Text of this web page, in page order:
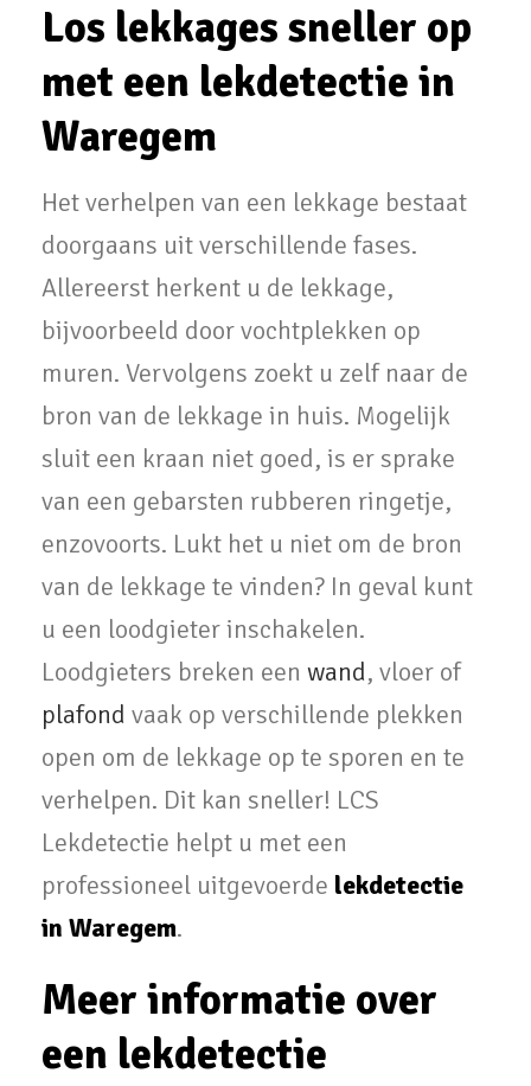
Los lekkages sneller op
met een lekdetectie in
Waregem
Het verhelpen van een lekkage bestaat
doorgaans uit verschillende fases.
Allereerst herkent u de lekkage,
bijvoorbeeld door vochtplekken op
muren. Vervolgens zoekt u zelf naar de
bron van de lekkage in huis. Mogelijk
sluit een kraan niet goed, is er sprake
van een gebarsten rubberen ringetje,
enzovoorts. Lukt het u niet om de bron
van de lekkage te vinden? In geval kunt
u een loodgieter inschakelen.
Loodgieters breken een wand, vloer of
plafond vaak op verschillende plekken
open om de lekkage op te sporen en te
verhelpen. Dit kan sneller! LCS
Lekdetectie helpt u met een
professioneel uitgevoerde lekdetectie
in Waregem.
Meer informatie over
een lekdetectie